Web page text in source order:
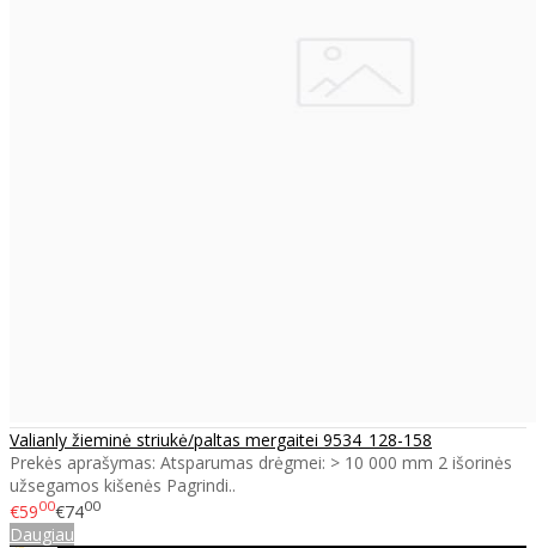
Valianly žieminė striukė/paltas mergaitei 9534_128-158
Prekės aprašymas: Atsparumas drėgmei: > 10 000 mm 2 išorinės
užsegamos kišenės Pagrindi..
€5900€7400
Daugiau